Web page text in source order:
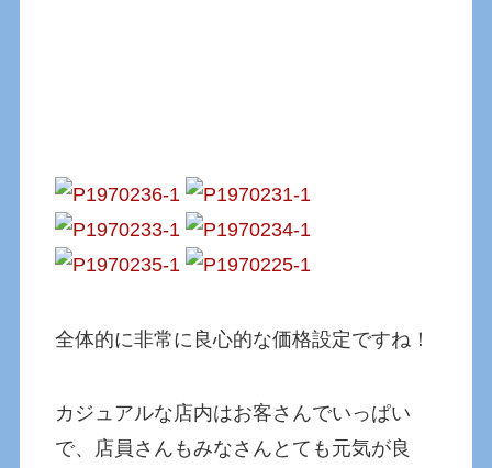
全体的に非常に良心的な価格設定ですね！
カジュアルな店内はお客さんでいっぱい
で、店員さんもみなさんとても元気が良